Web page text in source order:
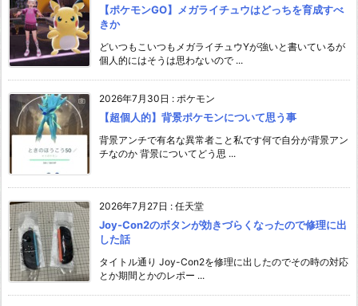
【ポケモンGO】メガライチュウはどっちを育成すべ
きか
どいつもこいつもメガライチュウYが強いと書いているが
個人的にはそうは思わないので ...
2026年7月30日 : ポケモン
【超個人的】背景ポケモンについて思う事
背景アンチで有名な異常者こと私です何で自分が背景アン
チなのか 背景についてどう思 ...
2026年7月27日 : 任天堂
Joy-Con2のボタンが効きづらくなったので修理に出
した話
タイトル通り Joy-Con2を修理に出したのでその時の対応
とか期間とかのレポー ...